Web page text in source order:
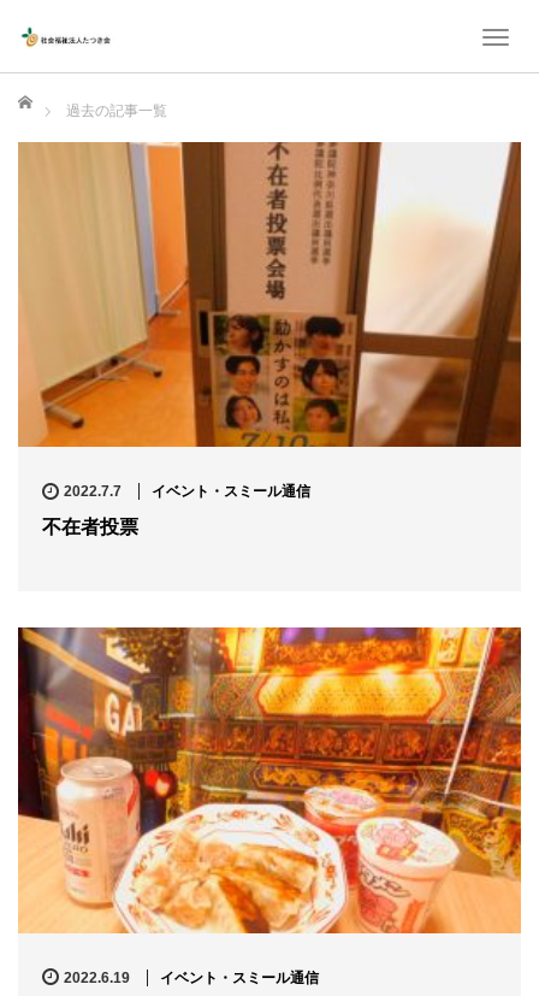
T
o
g
e
n
g
t
ホーム
過去の記事一覧
2022.7.7 イベント・スミール通信
不在者投票
2022.6.19 イベント・スミール通信